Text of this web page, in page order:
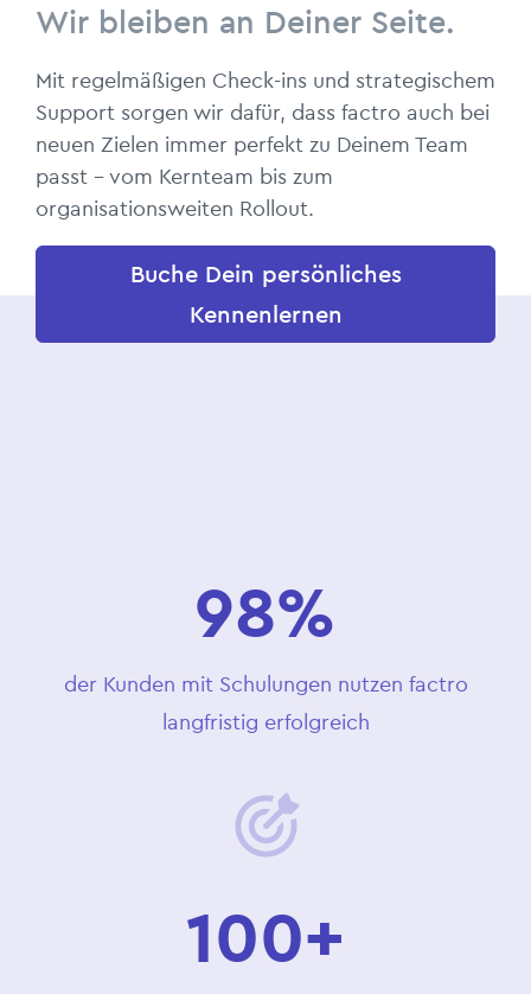
Wir bleiben an Deiner Seite.
Mit regelmäßigen Check-ins und strategischem
Support sorgen wir dafür, dass factro auch bei
neuen Zielen immer perfekt zu Deinem Team
passt – vom Kernteam bis zum
organisationsweiten Rollout.
Buche Dein persönliches
Kennenlernen
98%
der Kunden mit Schulungen nutzen factro
langfristig erfolgreich
100+